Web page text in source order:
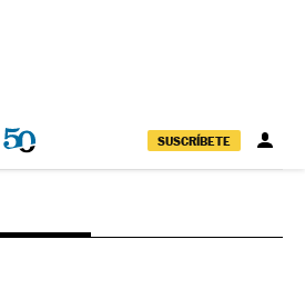
SUSCRÍBETE